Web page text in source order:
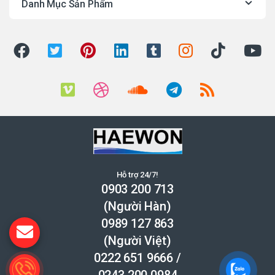
Danh Mục Sản Phẩm
Hỗ trợ 24/7!
0903 200 713
(Người Hàn)
0989 127 863
(Người Việt)
0222 651 9666 /